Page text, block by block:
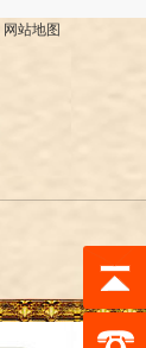
网站地图